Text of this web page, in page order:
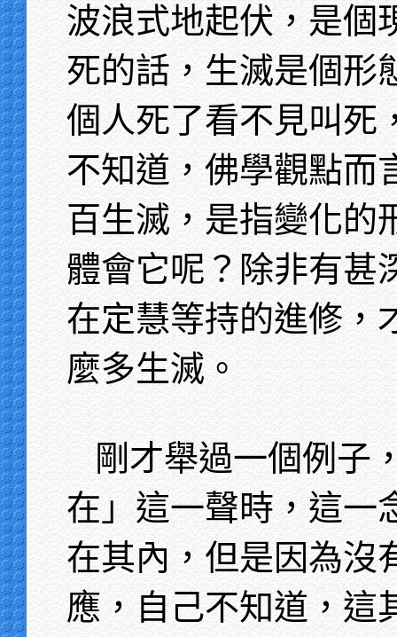
波浪式地起伏，是個
死的話，生滅是個形
個人死了看不見叫死
不知道，佛學觀點而
百生滅，是指變化的
體會它呢？除非有甚
在定慧等持的進修，
麼多生滅。
剛才舉過一個例子
在」這一聲時，這一
在其內，但是因為沒
應，自己不知道，這